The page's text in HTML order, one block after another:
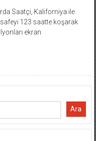
Saatçi, Kaliforniya ile
123 saatte koşarak
ekran
Ara